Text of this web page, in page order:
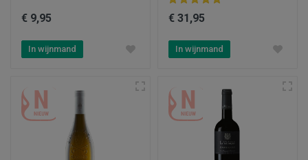
€ 9,95
In wijnmand
€ 31,95
In wijnmand